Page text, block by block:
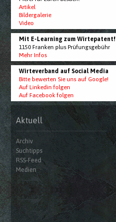
Artikel
Bildergalerie
Video
Mit E-Learning zum Wirtepatent!
1150 Franken plus Prüfungsgebühr
Mehr Infos
Wirteverband auf Social Media
Bitte bewerten Sie uns auf Google!
Auf Linkedin folgen
Auf Facebook folgen
Aktuell
Archiv
Suchtipps
RSS-Feed
Medien